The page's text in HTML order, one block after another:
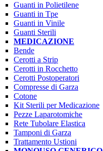
Guanti in Polietilene
Guanti in Tpe
Guanti in Vinile
Guanti Sterili
MEDICAZIONE
Bende
Cerotti a Strip
Cerotti in Rocchetto
Cerotti Postoperatori
Compresse di Garza
Cotone
Kit Sterili per Medicazione
Pezze Laparotomiche
Rete Tubolare Elastica
Tamponi di Garza
Trattamento Ustioni